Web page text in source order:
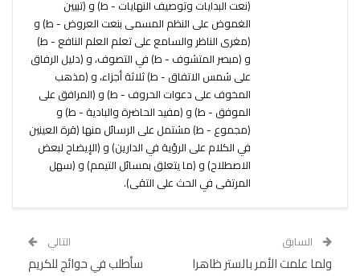
(نعت البدايات وتوصيف النهايات - ط) و (تبيين
الغموض على النظم المسمى بنعت العروض - ط) و
(مغرى الناظر والسامع على تعلم العلم النافع - ط)
و (مبصر المتشوف - ط) في التصوف، و (دليل الرفاق
على شمس الاتفاق - ط) ثلاثة أجزاء، و (مذهب
المخوف على دعوات الحروف - ط) و (المرافق على
الموفق - ط) و (مفيد الحاضرة والبادية - ط) و
(مجموع - ط) مشتمل على الرسائل منها (قرة العينين
في الكلام على الرؤية في الدارين) و (الإيضاح لبعض
الاصطلاح) و (ما يتعلق بمسائل التيمم) و (سهل
المرتقى في الحث على التقى).
السابق
ولما علمت الأمر بالستر ظاهرا
التالي
سأطلب في حوائج للكريم